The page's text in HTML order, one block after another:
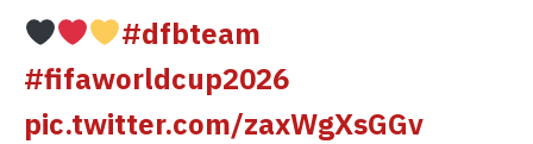
#dfbteam
#fifaworldcup2026
pic.twitter.com/zaxWgXsGGv